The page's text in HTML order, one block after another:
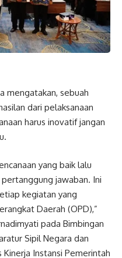
mengatakan, sebuah
dari pelaksanaan
harus inovatif jangan
yang baik lalu
jawaban. Ini
kegiatan yang
Daerah (OPD),”
pada Bimbingan
Sipil Negara dan
Instansi Pemerintah